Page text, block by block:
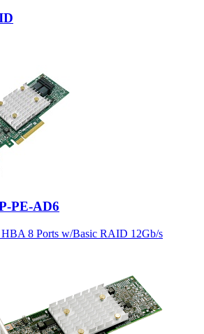
PE-AD6
8 Ports w/Basic RAID 12Gb/s